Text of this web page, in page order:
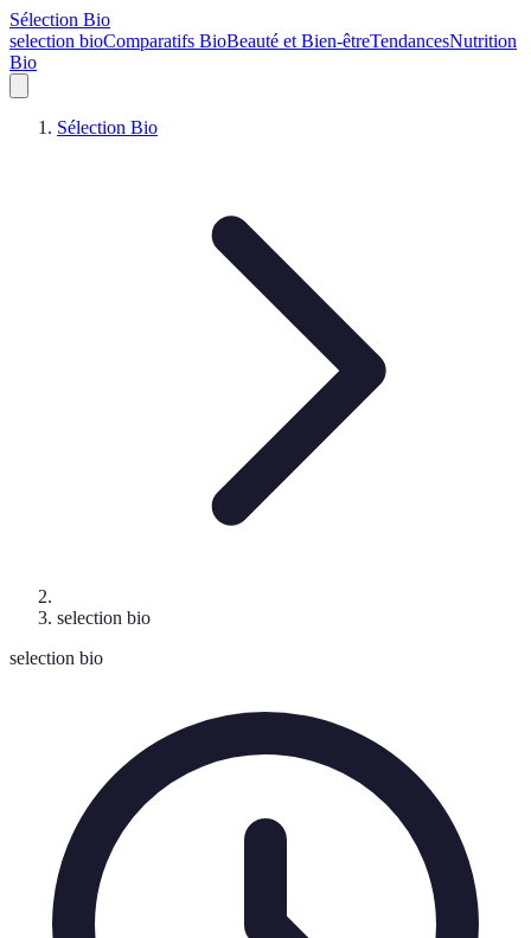
Sélection Bio
selection bioComparatifs BioBeauté et Bien-êtreTendancesNutrition
Bio
Sélection Bio
selection bio
selection bio